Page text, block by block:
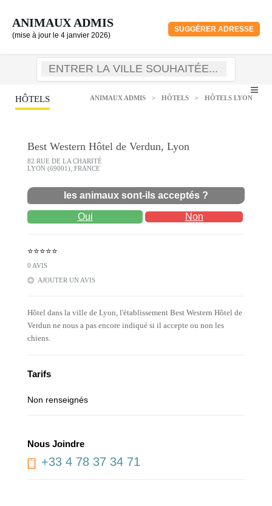
ANIMAUX ADMIS
(mise à jour le 4 janvier 2026)
SUGGÉRER ADRESSE
HÔTELS ANIMAUX ADMIS > HÔTELS > HÔTELS LYON
Best Western Hôtel de Verdun, Lyon
82 RUE DE LA CHARITÉ
LYON (69001), FRANCE
les animaux sont-ils acceptés ?
Oui Non
⭐⭐⭐⭐⭐
0 AVIS
AJOUTER UN AVIS
Hôtel dans la ville de Lyon, l'établissement Best Western Hôtel de
Verdun ne nous a pas encore indiqué si il accepte ou non les
chiens.
Tarifs
Non renseignés
Nous Joindre
+33 4 78 37 34 71